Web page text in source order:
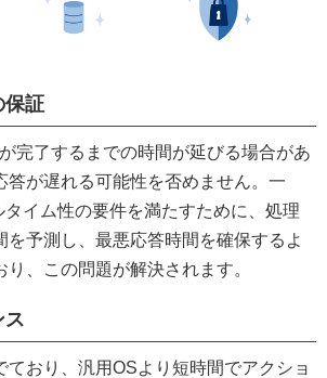
保証
完了するまでの時間が延びる場合があ
答が遅れる可能性を否めません。一
イム性の要件を満たすために、処理
を予測し、最悪応答時間を確保するよ
り、この問題が解決されます。
ス
ており、汎用OSより短時間でアクショ